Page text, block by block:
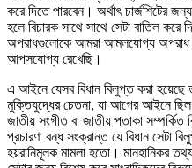
করে দিতে পারবেন। অর্থাৎ চার্জশিটের
হলে বিচারক সাথে সাথে সেটা বাতিল
অপরাধগুলোকে আমরা আমলযোগ্য অপরাধ
আপসযোগ্য রেখেছি।
এ আইনে যেসব বিধান বিলুপ্ত করা
মুক্তিযুদ্ধের চেতনা, যা আগের আইনে
জাতীয় সংগীত বা জাতীয় পতাকা সম্পর্কিত
প্রচারণা বন্ধ সংক্রান্ত যে বিধান সেটা
হয়রানিমূলক মামলা হতো। মানহানিকর